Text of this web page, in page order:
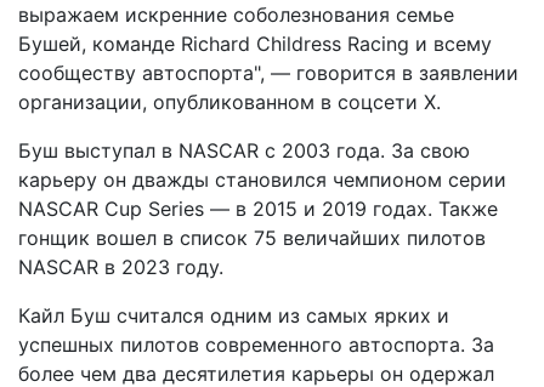
выражаем искренние соболезнования семье
Бушей, команде Richard Childress Racing и всему
сообществу автоспорта", — говорится в заявлении
организации, опубликованном в соцсети X.
Буш выступал в NASCAR с 2003 года. За свою
карьеру он дважды становился чемпионом серии
NASCAR Cup Series — в 2015 и 2019 годах. Также
гонщик вошел в список 75 величайших пилотов
NASCAR в 2023 году.
Кайл Буш считался одним из самых ярких и
успешных пилотов современного автоспорта. За
более чем два десятилетия карьеры он одержал